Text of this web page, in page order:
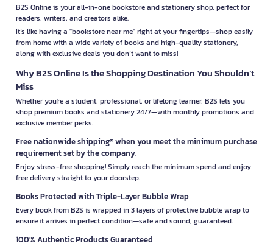
B2S Online is your all-in-one bookstore and stationery shop, perfect for
readers, writers, and creators alike.
It’s like having a "bookstore near me" right at your fingertips—shop easily
from home with a wide variety of books and high-quality stationery,
along with exclusive deals you don’t want to miss!
Why B2S Online Is the Shopping Destination You Shouldn’t
Miss
Whether you're a student, professional, or lifelong learner, B2S lets you
shop premium books and stationery 24/7—with monthly promotions and
exclusive member perks.
Free nationwide shipping* when you meet the minimum purchase
requirement set by the company.
Enjoy stress-free shopping! Simply reach the minimum spend and enjoy
free delivery straight to your doorstep.
Books Protected with Triple-Layer Bubble Wrap
Every book from B2S is wrapped in 3 layers of protective bubble wrap to
ensure it arrives in perfect condition—safe and sound, guaranteed.
100% Authentic Products Guaranteed